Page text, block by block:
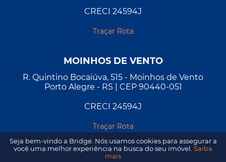
CRECI 24594J
Traçar Rota
MOINHOS DE VENTO
R. Quintino Bocaiúva, 515 - Moinhos de Vento
Porto Alegre - RS | CEP 90440-051
CRECI 24594J
Traçar Rota
Seja bem-vindo a Bridge. Nós usamos cookies para assegurar a
você uma melhor experiência na busca do seu imóvel. Saiba
mais